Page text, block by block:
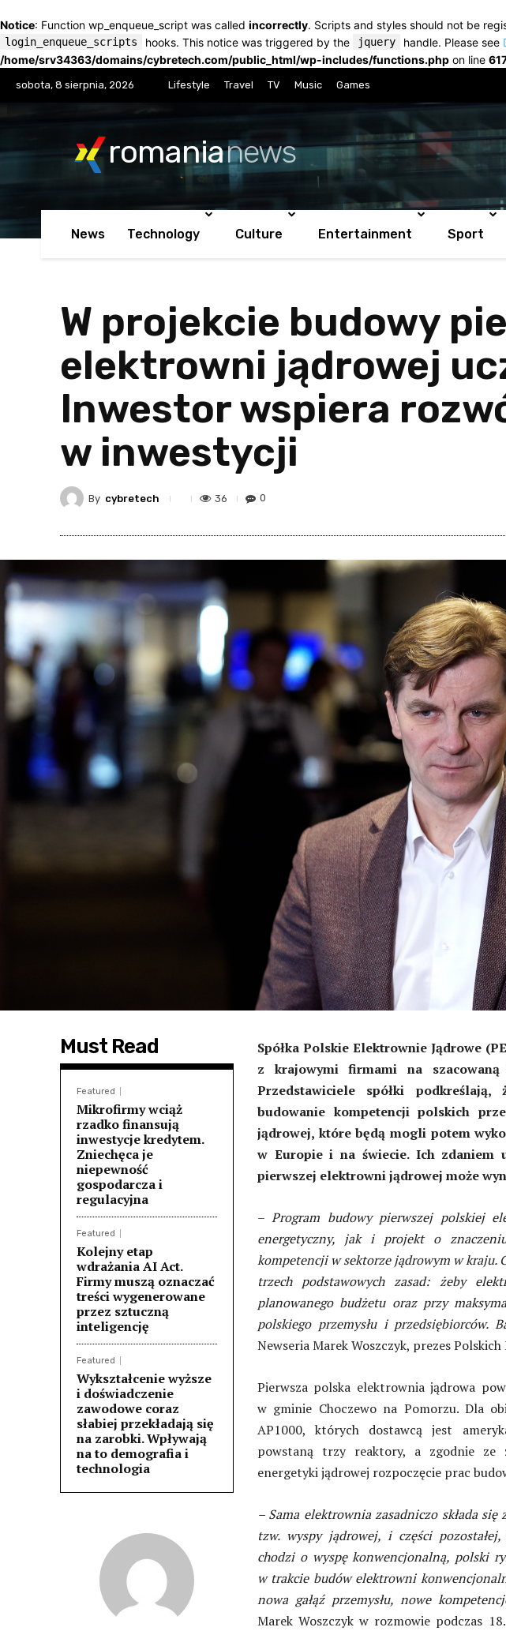
Notice: Function wp_enqueue_script was called incorrectly. Scripts and styles should not be
login_enqueue_scripts hooks. This notice was triggered by the jquery handle. Please see
/home/srv34363/domains/cybretech.com/public_html/wp-includes/functions.php on line
sobota, 8 sierpnia, 2026 Lifestyle Travel TV Music Games
romanianews
News Technology Culture Entertainment Sport
W projekcie budowy
elektrowni jądrowej
Inwestor wspiera
w inwestycji
By cybretech 36 0
Must Read
Featured
Mikrofirmy wciąż
rzadko finansują
inwestycje kredytem.
Zniechęca je
niepewność
gospodarcza i
regulacyjna
Featured
Kolejny etap
wdrażania AI Act.
Firmy muszą oznaczać
treści wygenerowane
przez sztuczną
inteligencję
Featured
Wykształcenie wyższe
i doświadczenie
zawodowe coraz
słabiej przekładają się
na zarobki. Wpływają
na to demografia i
technologia
Spółka Polskie Elektrownie Jądrowe
z krajowymi firmami na
Przedstawiciele spółki
budowanie kompetencji polskich
jądrowej, które będą mogli potem
w Europie i na świecie. Ich zdaniem
pierwszej elektrowni jądrowej może
–Program budowy pierwszej polskiej
energetyczny, jak i projekt o
kompetencji w sektorze jądrowym w kraju.
trzech podstawowych zasad: żeby
planowanego budżetu oraz przy
polskiego przemysłu i przedsiębiorców.
Newseria Marek Woszczyk, prezes
Pierwsza polska elektrownia jądrowa
w gminie Choczewo na Pomorzu. Dla
AP1000, których dostawcą jest
powstaną trzy reaktory, a zgodnie ze
energetyki jądrowej rozpoczęcie prac
– Sama elektrownia zasadniczo składa
tzw. wyspy jądrowej, i części
chodzi o wyspę konwencjonalną, polski
w trakcie budów elektrowni
nowa gałąź przemysłu, nowe
Marek Woszczyk w rozmowie podczas